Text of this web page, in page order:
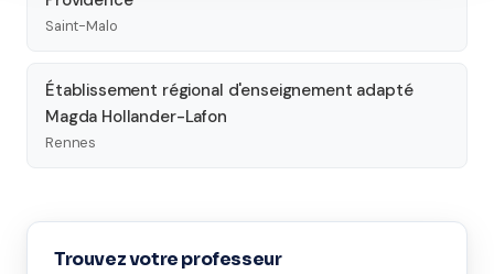
Saint-Malo
Établissement régional d'enseignement adapté
Magda Hollander-Lafon
Rennes
Trouvez votre professeur